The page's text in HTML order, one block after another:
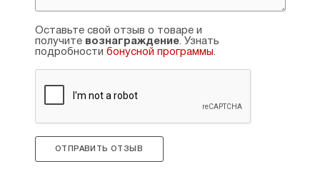
Оставьте свой отзыв о товаре и
получите вознаграждение. Узнать
подробности бонусной программы.
ОТПРАВИТЬ ОТЗЫВ